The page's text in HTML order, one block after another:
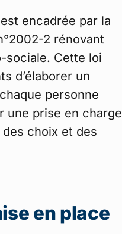
encadrée par la
2 rénovant
sociale. Cette loi
d’élaborer un
personne
une prise en charge
choix et des
en place